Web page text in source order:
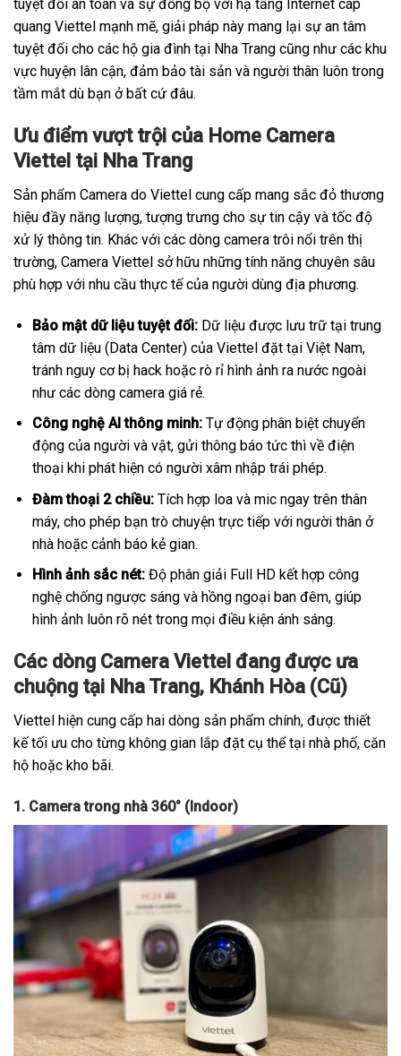
tuyệt đối an toàn và sự đồng bộ với hạ tầng Internet cáp
quang Viettel mạnh mẽ, giải pháp này mang lại sự an tâm
tuyệt đối cho các hộ gia đình tại Nha Trang cũng như các khu
vực huyện lân cận, đảm bảo tài sản và người thân luôn trong
tầm mắt dù bạn ở bất cứ đâu.
Ưu điểm vượt trội của Home Camera
Viettel tại Nha Trang
Sản phẩm Camera do Viettel cung cấp mang sắc đỏ thương
hiệu đầy năng lượng, tượng trưng cho sự tin cậy và tốc độ
xử lý thông tin. Khác với các dòng camera trôi nổi trên thị
trường, Camera Viettel sở hữu những tính năng chuyên sâu
phù hợp với nhu cầu thực tế của người dùng địa phương.
Bảo mật dữ liệu tuyệt đối:Dữ liệu được lưu trữ tại trung
tâm dữ liệu (Data Center) của Viettel đặt tại Việt Nam,
tránh nguy cơ bị hack hoặc rò rỉ hình ảnh ra nước ngoài
như các dòng camera giá rẻ.
Công nghệ AI thông minh:Tự động phân biệt chuyển
động của người và vật, gửi thông báo tức thì về điện
thoại khi phát hiện có người xâm nhập trái phép.
Đàm thoại 2 chiều:Tích hợp loa và mic ngay trên thân
máy, cho phép bạn trò chuyện trực tiếp với người thân ở
nhà hoặc cảnh báo kẻ gian.
Hình ảnh sắc nét:Độ phân giải Full HD kết hợp công
nghệ chống ngược sáng và hồng ngoại ban đêm, giúp
hình ảnh luôn rõ nét trong mọi điều kiện ánh sáng.
Các dòng Camera Viettel đang được ưa
chuộng tại Nha Trang, Khánh Hòa (Cũ)
Viettel hiện cung cấp hai dòng sản phẩm chính, được thiết
kế tối ưu cho từng không gian lắp đặt cụ thể tại nhà phố, căn
hộ hoặc kho bãi.
1. Camera trong nhà 360° (Indoor)